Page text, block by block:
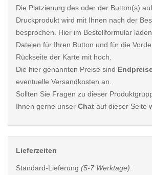
Die Platzierung des oder der Button(s)
Druckprodukt wird mit Ihnen nach der
besprochen. Hier im Bestellformular
Dateien für Ihren Button und für die
Rückseite der Karte mit hoch.
Die hier genannten Preise sind
eventuelle Versandkosten an.
Sollten Sie Fragen zu dieser
Ihnen gerne unser Chat auf dieser Seite
Lieferzeiten
Standard-Lieferung (5-7 Werktage):